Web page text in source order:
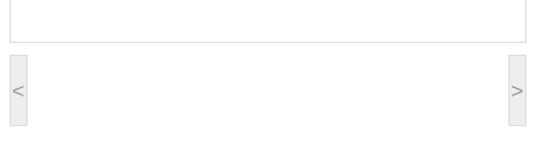
< >